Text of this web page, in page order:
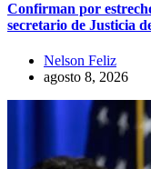
Confirman por
secretario de Justicia
Nelson Feliz
agosto 8, 2026